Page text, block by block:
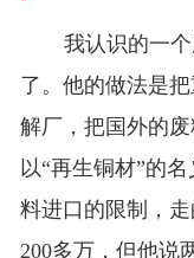
我认识的一
了。他的做法是
解厂，把国外的
以“再生铜材”的
料进口的限制，
200多万，但他说